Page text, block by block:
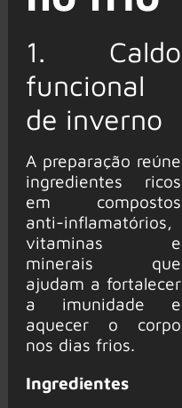
1. Caldo
funcional
de inverno
A preparação reúne
ingredientes ricos
em compostos
anti-inflamatórios,
vitaminas e
minerais que
ajudam a fortalecer
a imunidade e
aquecer o corpo
nos dias frios.
Ingredientes